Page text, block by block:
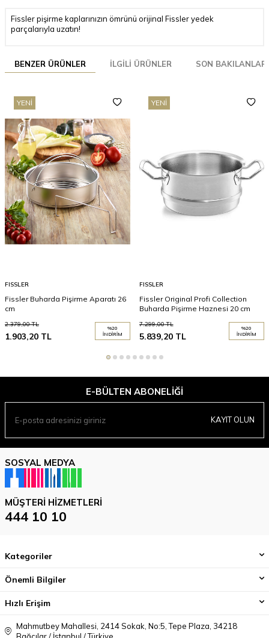
Fissler pişirme kaplarınızın ömrünü orijinal Fissler yedek
parçalarıyla uzatın!
BENZER ÜRÜNLER İLGILI ÜRÜNLER SON BAKILANLAR
YENI
FISSLER
Fissler Buharda Pişirme Aparatı 26
cm
2.379,00TL
1.903,20 TL
%20
İNDIRIM
YENI
FISSLER
Fissler Original Profi Collection
Buharda Pişirme Haznesi 20 cm
7.299,00TL
5.839,20TL
%20
İNDIRIM
E-BÜLTEN ABONELIĞI
KAYIT OLUN
SOSYAL MEDYA
MÜŞTERI HIZMETLERI
444 10 10
Kategoriler
Önemli Bilgiler
Hızlı Erişim
Mahmutbey Mahallesi, 2414 Sokak, No:5, Tepe Plaza, 34218